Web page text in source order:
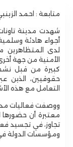
متابعة : احمد
شهدت مدينة
أجواء هادئة
لدى المتظاهرين
الأمنية من جهة
كبيرة من قبل
حقوقيين، الذين
التعامل مع هذه
ووصفت فعاليات
معتبرة أن حضورها
تجاوز، في تجسيد
ومؤسسات الدولة